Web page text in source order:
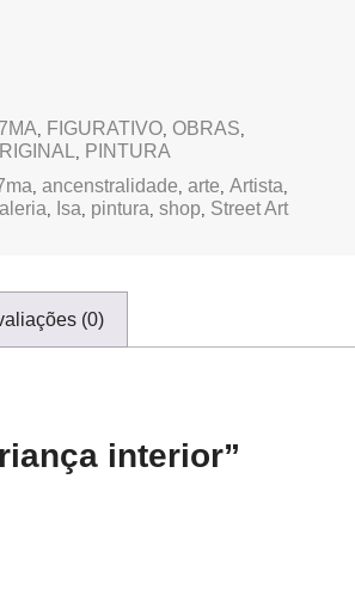
, FIGURATIVO, OBRAS,
, PINTURA
, ancenstralidade, arte, Artista,
, Isa, pintura, shop, Street Art
(0)
interior”